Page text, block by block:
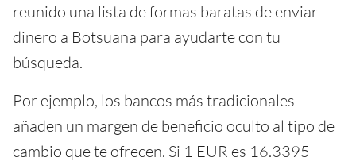
reunido una lista de formas baratas de enviar
dinero a Botsuana para ayudarte con tu
búsqueda.
Por ejemplo, los bancos más tradicionales
añaden un margen de beneficio oculto al tipo de
cambio que te ofrecen. Si 1 EUR es 16.3395